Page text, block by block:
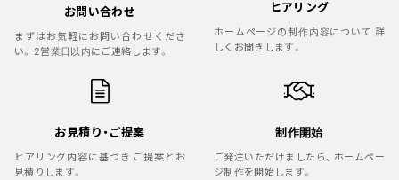
会社概要
お問い合わせ
まずはお気軽にお問い合わせくださ
い。 2営業日以内にご連絡します。
ヒアリング
ホームページの制作内容について 詳
しくお聞きします。
お見積り・ご提案
ヒアリング内容に基づき ご提案とお
見積りします。
制作開始
ご発注いただけましたら、 ホームペー
ジ制作を開始します。